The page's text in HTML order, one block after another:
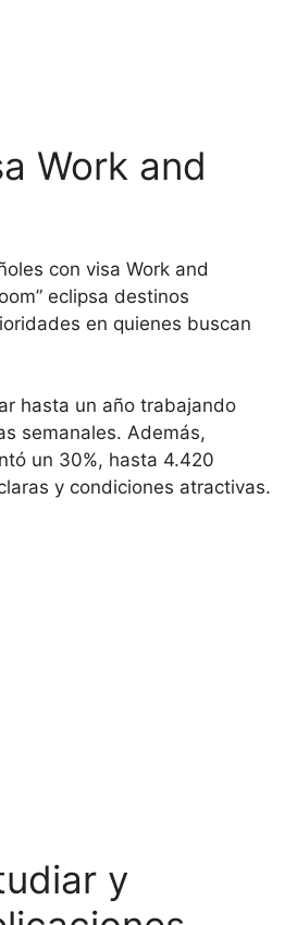
Work and
con visa Work and
eclipsa destinos
en quienes buscan
hasta un año trabajando
semanales. Además,
un 30%, hasta 4.420
y condiciones atractivas.
y